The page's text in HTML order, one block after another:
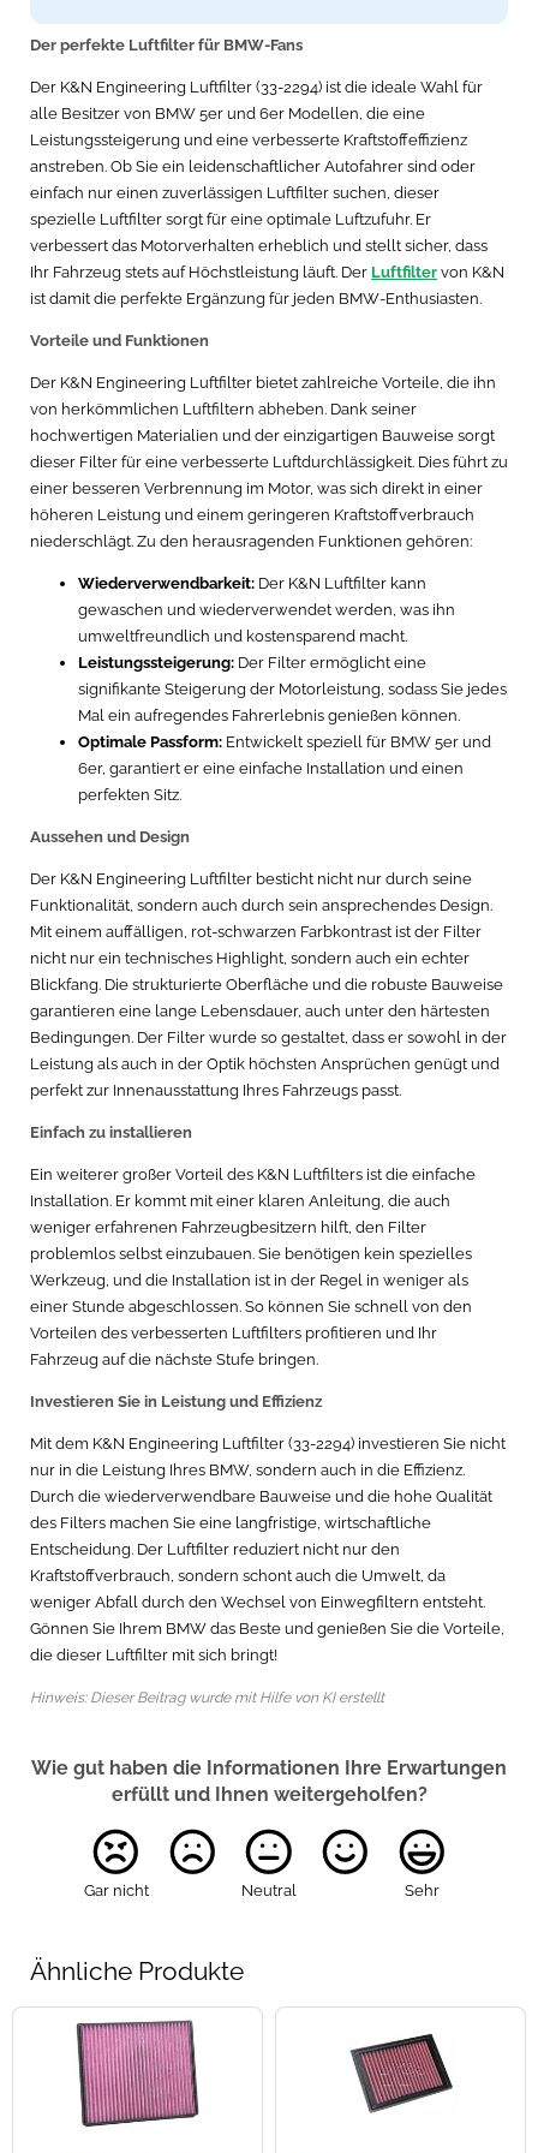
Der perfekte Luftfilter für BMW-Fans
Der K&N Engineering Luftfilter (33-2294) ist die ideale Wahl für
alle Besitzer von BMW 5er und 6er Modellen, die eine
Leistungssteigerung und eine verbesserte Kraftstoffeffizienz
anstreben. Ob Sie ein leidenschaftlicher Autofahrer sind oder
einfach nur einen zuverlässigen Luftfilter suchen, dieser
spezielle Luftfilter sorgt für eine optimale Luftzufuhr. Er
verbessert das Motorverhalten erheblich und stellt sicher, dass
Ihr Fahrzeug stets auf Höchstleistung läuft. Der Luftfilter von K&N
ist damit die perfekte Ergänzung für jeden BMW-Enthusiasten.
Vorteile und Funktionen
Der K&N Engineering Luftfilter bietet zahlreiche Vorteile, die ihn
von herkömmlichen Luftfiltern abheben. Dank seiner
hochwertigen Materialien und der einzigartigen Bauweise sorgt
dieser Filter für eine verbesserte Luftdurchlässigkeit. Dies führt zu
einer besseren Verbrennung im Motor, was sich direkt in einer
höheren Leistung und einem geringeren Kraftstoffverbrauch
niederschlägt. Zu den herausragenden Funktionen gehören:
Wiederverwendbarkeit: Der K&N Luftfilter kann
gewaschen und wiederverwendet werden, was ihn
umweltfreundlich und kostensparend macht.
Leistungssteigerung: Der Filter ermöglicht eine
signifikante Steigerung der Motorleistung, sodass Sie jedes
Mal ein aufregendes Fahrerlebnis genießen können.
Optimale Passform: Entwickelt speziell für BMW 5er und
6er, garantiert er eine einfache Installation und einen
perfekten Sitz.
Aussehen und Design
Der K&N Engineering Luftfilter besticht nicht nur durch seine
Funktionalität, sondern auch durch sein ansprechendes Design.
Mit einem auffälligen, rot-schwarzen Farbkontrast ist der Filter
nicht nur ein technisches Highlight, sondern auch ein echter
Blickfang. Die strukturierte Oberfläche und die robuste Bauweise
garantieren eine lange Lebensdauer, auch unter den härtesten
Bedingungen. Der Filter wurde so gestaltet, dass er sowohl in der
Leistung als auch in der Optik höchsten Ansprüchen genügt und
perfekt zur Innenausstattung Ihres Fahrzeugs passt.
Einfach zu installieren
Ein weiterer großer Vorteil des K&N Luftfilters ist die einfache
Installation. Er kommt mit einer klaren Anleitung, die auch
weniger erfahrenen Fahrzeugbesitzern hilft, den Filter
problemlos selbst einzubauen. Sie benötigen kein spezielles
Werkzeug, und die Installation ist in der Regel in weniger als
einer Stunde abgeschlossen. So können Sie schnell von den
Vorteilen des verbesserten Luftfilters profitieren und Ihr
Fahrzeug auf die nächste Stufe bringen.
Investieren Sie in Leistung und Effizienz
Mit dem K&N Engineering Luftfilter (33-2294) investieren Sie nicht
nur in die Leistung Ihres BMW, sondern auch in die Effizienz.
Durch die wiederverwendbare Bauweise und die hohe Qualität
des Filters machen Sie eine langfristige, wirtschaftliche
Entscheidung. Der Luftfilter reduziert nicht nur den
Kraftstoffverbrauch, sondern schont auch die Umwelt, da
weniger Abfall durch den Wechsel von Einwegfiltern entsteht.
Gönnen Sie Ihrem BMW das Beste und genießen Sie die Vorteile,
die dieser Luftfilter mit sich bringt!
Hinweis: Dieser Beitrag wurde mit Hilfe von KI erstellt
Wie gut haben die Informationen Ihre Erwartungen
erfüllt und Ihnen weitergeholfen?
Gar nicht Neutral Sehr
Ähnliche Produkte